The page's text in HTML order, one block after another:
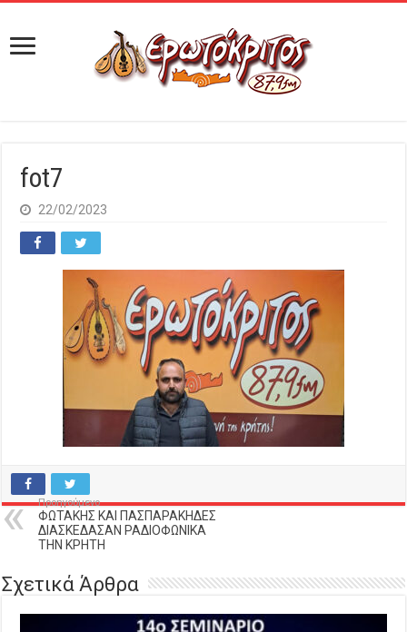
fot7
22/02/2023
Προηγούμενο
ΦΩΤΑΚΗΣ ΚΑΙ ΠΑΣΠΑΡΑΚΗΔΕΣ
ΔΙΑΣΚΕΔΑΣΑΝ ΡΑΔΙΟΦΩΝΙΚΑ
ΤΗΝ ΚΡΗΤΗ
Σχετικά Άρθρα